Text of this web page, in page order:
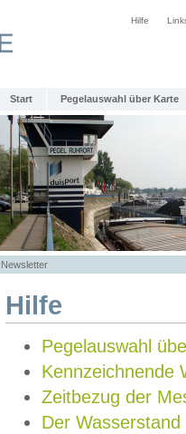
Hilfe
Start Pegelauswahl über Karte
Newsletter
Hilfe
Pegelauswahl
Kennzeichnende
Zeitbezug der
Der Wasserstand